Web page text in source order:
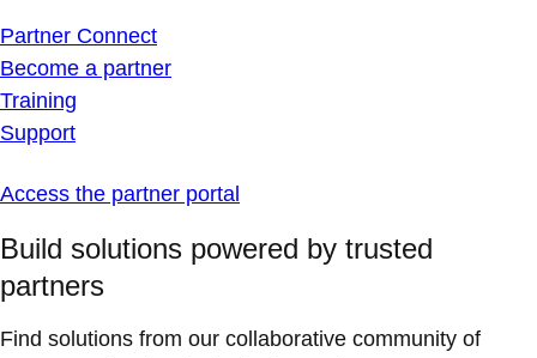
Partner Connect
Become a partner
Training
Support
Access the partner portal
Build solutions powered by trusted
partners
Find solutions from our collaborative community of